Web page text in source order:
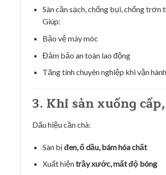
Sàn cần sạch, chống bụi, chống
Giúp:
Bảo vệ máy móc
Đảm bảo an toàn lao động
Tăng tính chuyên nghiệp khi vận hành
3. Khi sàn xuống
Dấu hiệu cần chà:
Sàn bị đen, ố dầu, bám hóa chất
Xuất hiệntrầy xước, mất độ bóng